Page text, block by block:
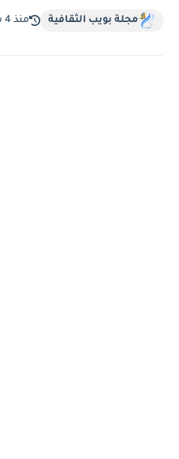
مجلة بويب الثقافية منذ 4 سنة